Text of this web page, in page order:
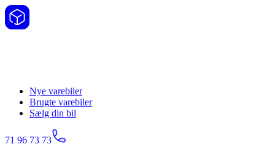
Nye varebiler
Brugte varebiler
Sælg din bil
71 96 73 73